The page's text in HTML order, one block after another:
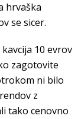
hrvaška
se sicer.
10 evrov
zagotovite
ni bilo
z
tako cenovno